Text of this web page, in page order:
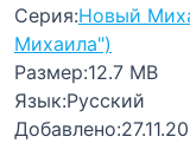
Серия:Новый
Михаила")
Размер:12.7 MB
Язык:Русский
Добавлено: